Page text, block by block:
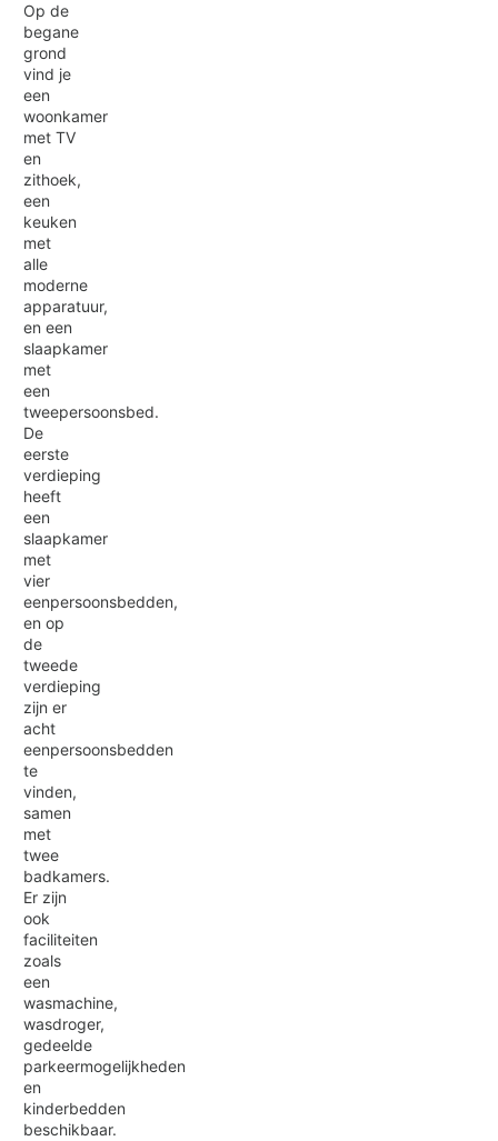
Op de
begane
grond
vind je
een
woonkamer
met TV
en
zithoek,
een
keuken
met
alle
moderne
apparatuur,
en een
slaapkamer
met
een
tweepersoonsbed.
De
eerste
verdieping
heeft
een
slaapkamer
met
vier
eenpersoonsbedden,
en op
de
tweede
verdieping
zijn er
acht
eenpersoonsbedden
te
vinden,
samen
met
twee
badkamers.
Er zijn
ook
faciliteiten
zoals
een
wasmachine,
wasdroger,
gedeelde
parkeermogelijkheden
en
kinderbedden
beschikbaar.